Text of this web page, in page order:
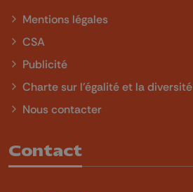
Mentions légales
CSA
Publicité
Charte sur l'égalité et la diversité
Nous contacter
Contact